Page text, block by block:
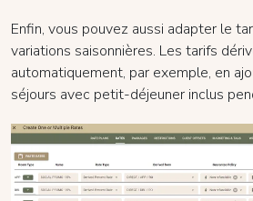
Enfin, vous pouvez aussi adapter le
variations saisonnières. Les tarifs
automatiquement, par exemple, en
séjours avec petit-déjeuner inclus